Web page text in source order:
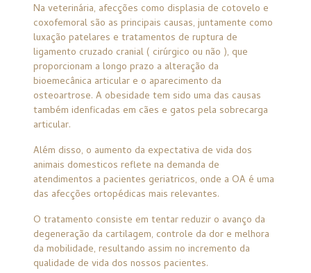
Na veterinária, afecções como displasia de cotovelo e
coxofemoral são as principais causas, juntamente como
luxação patelares e tratamentos de ruptura de
ligamento cruzado cranial ( cirúrgico ou não ), que
proporcionam a longo prazo a alteração da
bioemecânica articular e o aparecimento da
osteoartrose. A obesidade tem sido uma das causas
também idenficadas em cães e gatos pela sobrecarga
articular.
Além disso, o aumento da expectativa de vida dos
animais domesticos reflete na demanda de
atendimentos a pacientes geriatricos, onde a OA é uma
das afecções ortopédicas mais relevantes.
O tratamento consiste em tentar reduzir o avanço da
degeneração da cartilagem, controle da dor e melhora
da mobilidade, resultando assim no incremento da
qualidade de vida dos nossos pacientes.